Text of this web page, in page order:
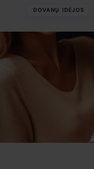
DOVANŲ IDĖJOS